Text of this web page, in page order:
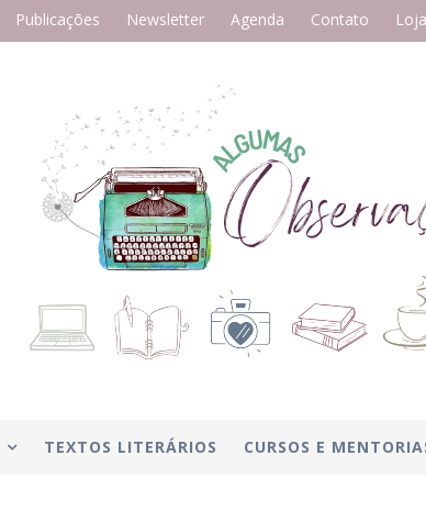
Publicações Newsletter Agenda Contato Loja
TEXTOS LITERÁRIOS CURSOS E